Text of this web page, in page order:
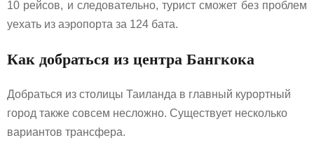
10 рейсов, и следовательно, турист сможет без проблем
уехать из аэропорта за 124 бата.
Как добраться из центра Бангкока
Добраться из столицы Таиланда в главный курортный
город также совсем несложно. Существует несколько
вариантов трансфера.